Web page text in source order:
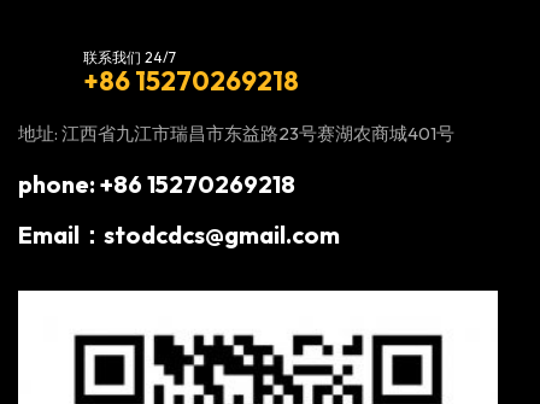
联系我们 24/7
+86 15270269218
地址: 江西省九江市瑞昌市东益路23号赛湖农商城401号
phone: +86 15270269218
Email：stodcdcs@gmail.com